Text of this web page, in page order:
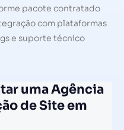
pacote contratado
com plataformas
e suporte técnico
uma Agência
de Site em